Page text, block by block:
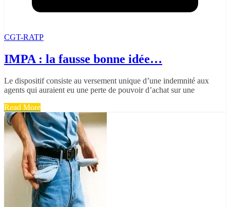
CGT-RATP
IMPA : la fausse bonne idée…
Le dispositif consiste au versement unique d’une indemnité aux
agents qui auraient eu une perte de pouvoir d’achat sur une
Read More